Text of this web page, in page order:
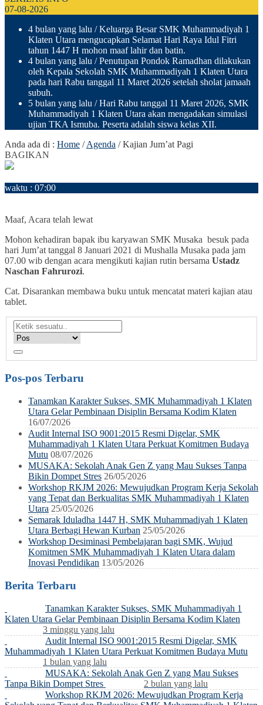
07-08-2026
4 bulan yang lalu / Keluarga Besar SMK Muhammadiyah 1
Klaten Utara mengucapkan Selamat Hari Raya Idul Fitri
tahun 1447 H mohon maaf lahir dan batin.
4 bulan yang lalu / Penutupan Pondok Ramadhan dilakukan
oleh Kepala Sekolah SMK Muhammadiyah 1 Klaten Utara
pada hari Rabu tanggal 11 Maret 2026 setelah sholat jamaah
subuh.
5 bulan yang lalu / Hari Rabu tanggal 11 Maret 2026, SMK
Muhammadiyah 1 Klaten Utara akan mengadakan simulasi
ujian TKA Ismuba. Peserta adalah siswa kelas XII.
Anda ada di : Home /Agenda /Kajian Jum’at Pagi
BAGIKAN
waktu : 07:00
Maaf, Acara telah lewat
Mohon kehadiran bapak ibu karyawan SMK Musaka besuk pada
hari Jum’at tanggal 8 Januari 2021 di Mushalla Musaka pada jam
07.00 wib dengan acara mengikuti kajian rutin bersama Ustadz
Naschan Fahrurozi.
Cat. Disarankan membawa buku untuk mencatat materi kajian atau
tablet.
Pos-pos Terbaru
Tanamkan Karakter Sukses, SMK Muhammadiyah 1 Klaten
Utara Gelar Pembinaan Disiplin Bersama Kodim Klaten
16/07/2026
Audit Internal ISO 9001:2015 Resmi Digelar, SMK
Muhammadiyah 1 Klaten Utara Perkuat Komitmen Budaya
Mutu 08/07/2026
MUSAKA: Sekolah Anak Gen Z yang Mau Sukses Tanpa
Bikin Dompet Stres 26/05/2026
Workshop RKJM 2026: Mewujudkan Program Kerja Sekolah
yang Tepat dan Berkualitas SMK Muhammadiyah 1 Klaten
Utara 25/05/2026
Semarak Iduladha 1447 H, SMK Muhammadiyah 1 Klaten
Utara Berbagi Hewan Kurban 25/05/2026
Workshop Desiminasi Pembelajaran bagi SMK, Wujud
Komitmen SMK Muhammadiyah 1 Klaten Utara dalam
Inovasi Pendidikan 13/05/2026
Berita Terbaru
Tanamkan Karakter Sukses, SMK Muhammadiyah 1
Klaten Utara Gelar Pembinaan Disiplin Bersama Kodim Klaten
3 minggu yang lalu
Audit Internal ISO 9001:2015 Resmi Digelar, SMK
Muhammadiyah 1 Klaten Utara Perkuat Komitmen Budaya Mutu
1 bulan yang lalu
MUSAKA: Sekolah Anak Gen Z yang Mau Sukses
Tanpa Bikin Dompet Stres
2 bulan yang lalu
Workshop RKJM 2026: Mewujudkan Program Kerja